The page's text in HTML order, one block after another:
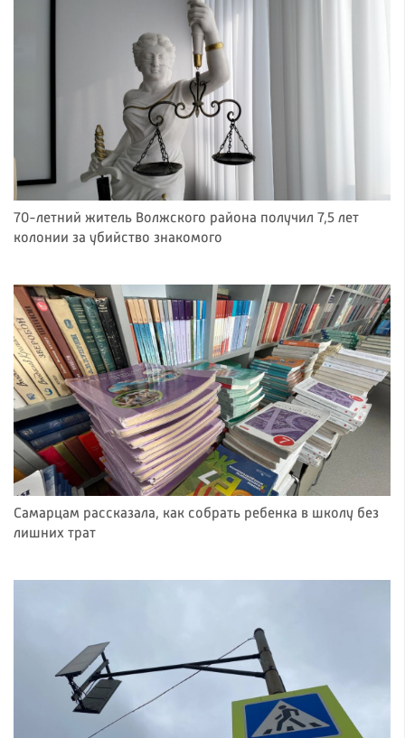
70-летний житель Волжского района получил 7,5 лет
колонии за убийство знакомого
Самарцам рассказала, как собрать ребенка в школу без
лишних трат